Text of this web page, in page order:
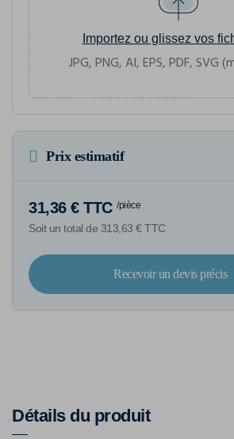
Importez ou glissez vos
JPG, PNG, AI, EPS, PDF, SVG
Prix estimatif
31,36 € TTC /pièce
Soit un total de 313,63 € TTC
Recevoir un devis précis
Détails du produit